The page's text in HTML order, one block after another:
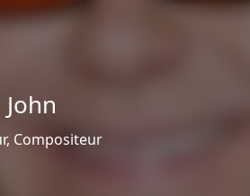
Compositeur